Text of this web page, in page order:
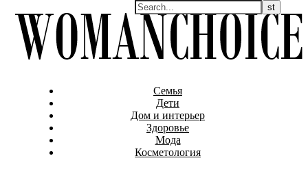
Семья
Дети
Дом и интерьер
Здоровье
Мода
Косметология